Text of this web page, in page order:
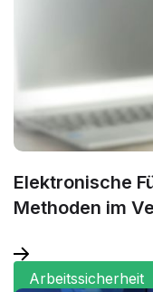
Elektronische
Methoden im
Arbeitssicherheit